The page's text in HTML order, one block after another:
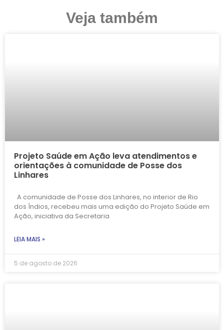
Veja também
Projeto Saúde em Ação leva atendimentos e
orientações à comunidade de Posse dos
Linhares
A comunidade de Posse dos Linhares, no interior de Rio
dos Índios, recebeu mais uma edição do Projeto Saúde em
Ação, iniciativa da Secretaria
LEIA MAIS »
5 de agosto de 2026